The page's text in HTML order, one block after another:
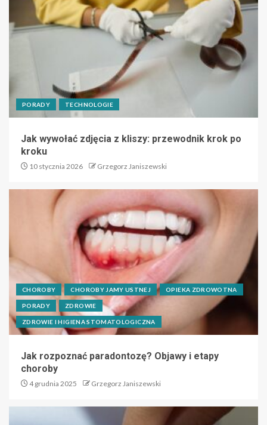
PORADY TECHNOLOGIE
Jak wywołać zdjęcia z kliszy: przewodnik krok po
kroku
10 stycznia 2026 Grzegorz Janiszewski
CHOROBY CHOROBY JAMY USTNEJ OPIEKA ZDROWOTNA
PORADY ZDROWIE
ZDROWIE I HIGIENA STOMATOLOGICZNA
Jak rozpoznać paradontozę? Objawy i etapy
choroby
4 grudnia 2025 Grzegorz Janiszewski